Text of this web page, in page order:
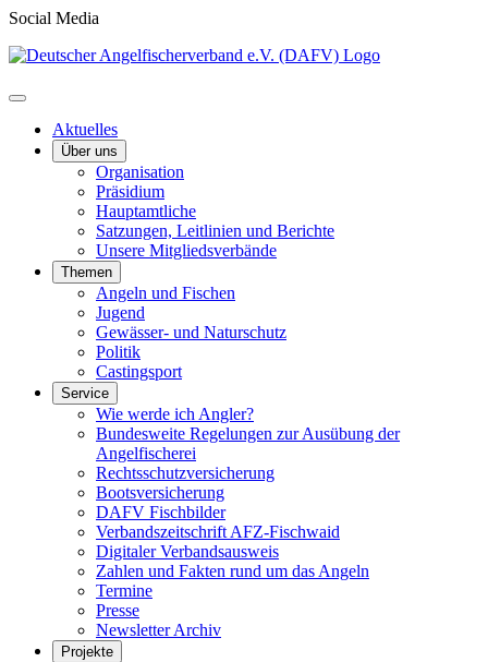
Social Media
Aktuelles
Über uns
Organisation
Präsidium
Hauptamtliche
Satzungen, Leitlinien und Berichte
Unsere Mitgliedsverbände
Themen
Angeln und Fischen
Jugend
Gewässer- und Naturschutz
Politik
Castingsport
Service
Wie werde ich Angler?
Bundesweite Regelungen zur Ausübung der
Angelfischerei
Rechtsschutzversicherung
Bootsversicherung
DAFV Fischbilder
Verbandszeitschrift AFZ-Fischwaid
Digitaler Verbandsausweis
Zahlen und Fakten rund um das Angeln
Termine
Presse
Newsletter Archiv
Projekte